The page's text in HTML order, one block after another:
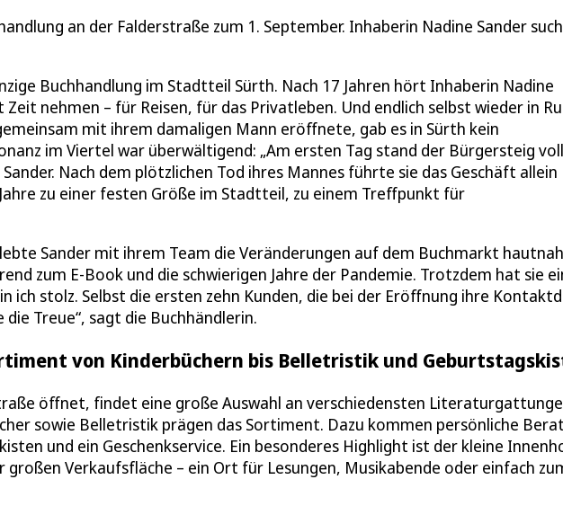
an der Falderstraße zum 1. September. Inhaberin Nadine Sander
Buchhandlung im Stadtteil Sürth. Nach 17 Jahren hört Inhaberin Nadine
nehmen – für Reisen, für das Privatleben. Und endlich selbst wieder in
mit ihrem damaligen Mann eröffnete, gab es in Sürth kein
im Viertel war überwältigend: „Am ersten Tag stand der Bürgersteig
Nach dem plötzlichen Tod ihres Mannes führte sie das Geschäft allein
zu einer festen Größe im Stadtteil, zu einem Treffpunkt für
Sander mit ihrem Team die Veränderungen auf dem Buchmarkt
zum E-Book und die schwierigen Jahre der Pandemie. Trotzdem hat sie
ich stolz. Selbst die ersten zehn Kunden, die bei der Eröffnung ihre
Treue“, sagt die Buchhändlerin.
von Kinderbüchern bis Belletristik und
öffnet, findet eine große Auswahl an verschiedensten
sowie Belletristik prägen das Sortiment. Dazu kommen persönliche
und ein Geschenkservice. Ein besonderes Highlight ist der kleine
Verkaufsfläche – ein Ort für Lesungen, Musikabende oder einfach